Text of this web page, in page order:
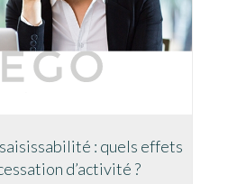
: quels effets
d’activité ?